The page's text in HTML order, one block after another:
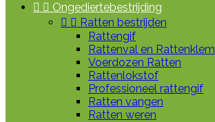
  Ongediertebestrijding
  Ratten bestrijden
Rattengif
Rattenval en Rattenklem
Voerdozen Ratten
Rattenlokstof
Professioneel rattengif
Ratten vangen
Ratten weren